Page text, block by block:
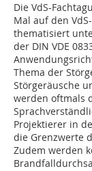
Die VdS-
Mal auf den
thematisiert
der DIN VDE
Thema der
Störgeräusche
werden oftmals
Projektierer in
die Grenz­werte
Zudem werden